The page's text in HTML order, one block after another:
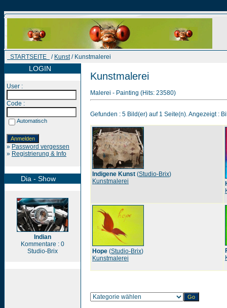
STARTSEITE / Kunst/ Kunstmalerei
LOGIN
User :
Code :
Automatisch
» Password vergessen
» Registrierung & Info
Dia - Show
Indian
Kommentare : 0
Studio-Brix
Kunstmalerei
Malerei - Painting (Hits: 23580)
Gefunden : 5 Bild(er) auf 1 Seite(n). Angezeigt :
Indigene Kunst (Studio-Brix)
Kunstmalerei
Hope (Studio-Brix)
Kunstmalerei